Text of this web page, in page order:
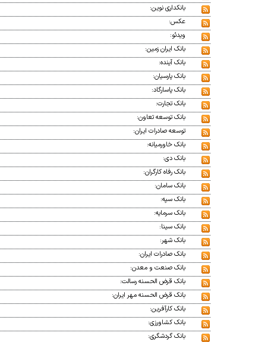
بانکداری نوین:
عکس:
ویدئو:
بانک ایران زمین:
بانک آینده:
بانک پارسیان:
بانک پاسارگاد:
بانک تجارت:
بانک توسعه تعاون:
توسعه صادرات ایران:
بانک خاورمیانه:
بانک دی:
بانک رفاه کارگران:
بانک سامان:
بانک سپه:
بانک سرمایه:
بانک سینا:
بانک شهر:
بانک صادرات ایران:
بانک صنعت و معدن:
بانک قرض الحسنه رسالت:
بانک قرض الحسنه مهر ایران:
بانک کارآفرین:
بانک کشاورزی:
بانک گردشگری: